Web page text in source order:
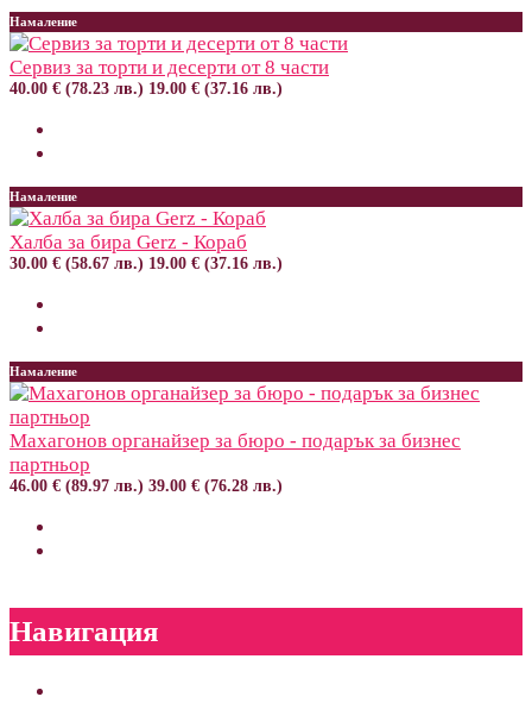
Намаление
Сервиз за торти и десерти от 8 части
40.00 € (78.23 лв.) 19.00 € (37.16 лв.)
Намаление
Халба за бира Gerz - Кораб
30.00 € (58.67 лв.) 19.00 € (37.16 лв.)
Намаление
Махагонов органайзер за бюро - подарък за бизнес
партньор
46.00 € (89.97 лв.) 39.00 € (76.28 лв.)
Навигация